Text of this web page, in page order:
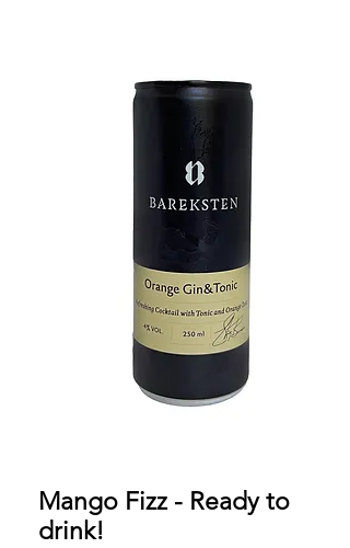
Mango Fizz - Ready to
drink!